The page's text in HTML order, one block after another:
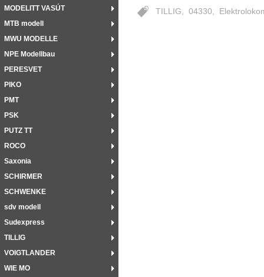
MODELITT VASÚT
MTB modell
MWU MODELLE
NPE Modellbau
PERESVET
PIKO
PMT
PSK
PUTZ TT
ROCO
Saxonia
SCHIRMER
SCHWENKE
sdv modell
Sudexpress
TILLIG
VOIGTLANDER
WIE MO
TILLIG 04330